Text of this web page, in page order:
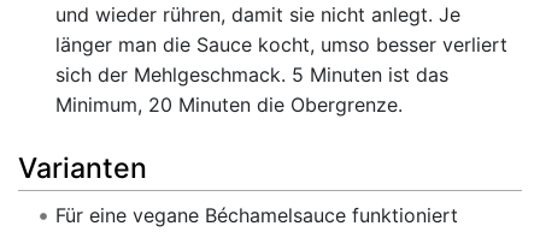
und wieder rühren, damit sie nicht anlegt. Je
länger man die Sauce kocht, umso besser verliert
sich der Mehlgeschmack. 5 Minuten ist das
Minimum, 20 Minuten die Obergrenze.
Varianten
Für eine vegane Béchamelsauce funktioniert